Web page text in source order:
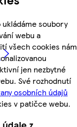
soubory
webu a
všech cookies nám
jen nezbytné
Své rozhodnutí
osobních údajů
v patičce webu.